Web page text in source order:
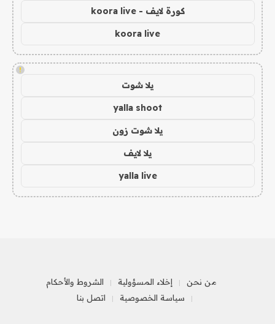
كورة لايف - koora live
koora live
!
يلا شوت
yalla shoot
يلا شوت زون
يلا لايف
yalla live
من نحن إخلاء المسؤولية
الشروط والأحكام
سياسة الخصوصية
اتصل بنا